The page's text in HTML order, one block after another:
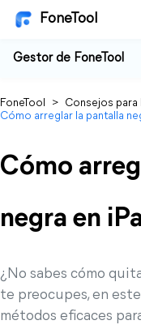
FoneTool
Gestor de FoneTool
FoneTool > Consejos para
Cómo arreglar la pantalla
Cómo
negra en
¿No sabes cómo
te preocupes, en
métodos eficaces